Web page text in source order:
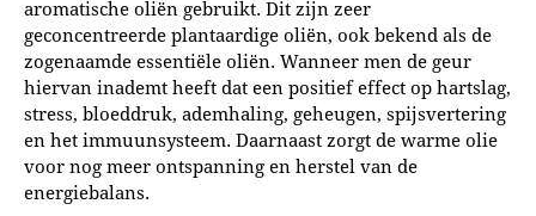
aromatische oliën gebruikt. Dit zijn zeer
geconcentreerde plantaardige oliën, ook bekend als de
zogenaamde essentiële oliën. Wanneer men de geur
hiervan inademt heeft dat een positief effect op hartslag,
stress, bloeddruk, ademhaling, geheugen, spijsvertering
en het immuunsysteem. Daarnaast zorgt de warme olie
voor nog meer ontspanning en herstel van de
energiebalans.